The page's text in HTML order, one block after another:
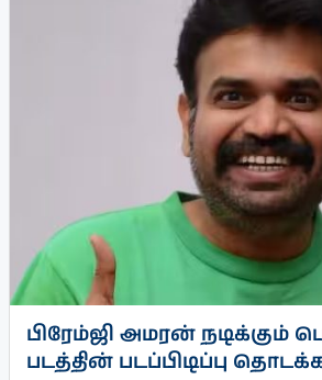
பிரேம்ஜி அமரன் நடிக்கும்
படத்தின் படப்பிடிப்பு